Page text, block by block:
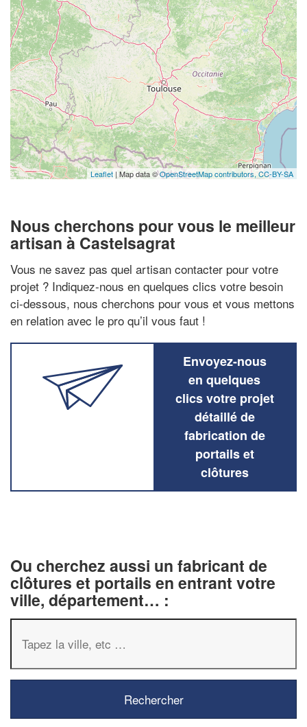
Leaflet | Map data ©OpenStreetMap contributors,CC-BY-SA
Nous cherchons pour vous le meilleur
artisan à Castelsagrat
Vous ne savez pas quel artisan contacter pour votre
projet ? Indiquez-nous en quelques clics votre besoin
ci-dessous, nous cherchons pour vous et vous mettons
en relation avec le pro qu’il vous faut !
Envoyez-nous
en quelques
clics votre projet
détaillé de
fabrication de
portails et
clôtures
Ou cherchez aussi un fabricant de
clôtures et portails en entrant votre
ville, département… :